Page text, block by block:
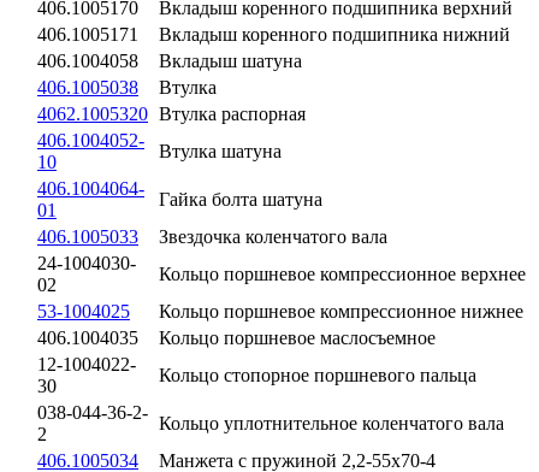
406.1005170
Вкладыш коренного подшипника верхний
406.1005171
Вкладыш коренного подшипника нижний
406.1004058
Вкладыш шатуна
406.1005038
Втулка
4062.1005320 Втулка распорная
406.1004052-
10
Втулка шатуна
406.1004064-
01
Гайка болта шатуна
406.1005033
Звездочка коленчатого вала
24-1004030-
02
Кольцо поршневое компрессионное верхнее
53-1004025
Кольцо поршневое компрессионное нижнее
406.1004035
Кольцо поршневое маслосъемное
12-1004022-
30
Кольцо стопорное поршневого пальца
038-044-36-2-
2
Кольцо уплотнительное коленчатого вала
406.1005034
Манжета с пружиной 2,2-55х70-4